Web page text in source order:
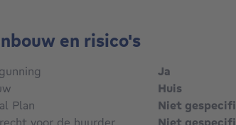
en risico's
Ja
Huis
Plan
Niet